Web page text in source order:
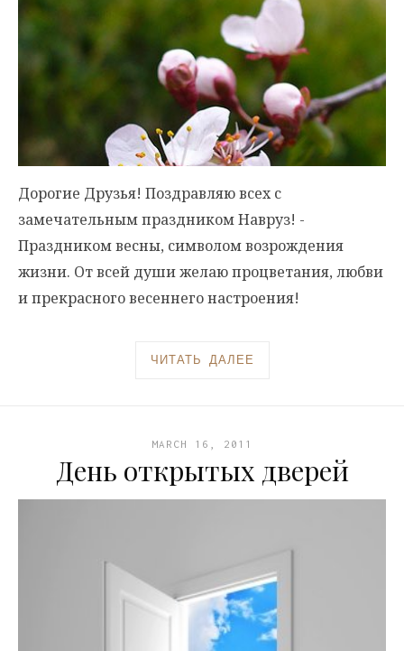
Дорогие Друзья! Поздравляю всех с
замечательным праздником Навруз! -
Праздником весны, символом возрождения
жизни. От всей души желаю процветания, любви
и прекрасного весеннего настроения!
ЧИТАТЬ ДАЛЕЕ
MARCH 16, 2011
День открытых дверей